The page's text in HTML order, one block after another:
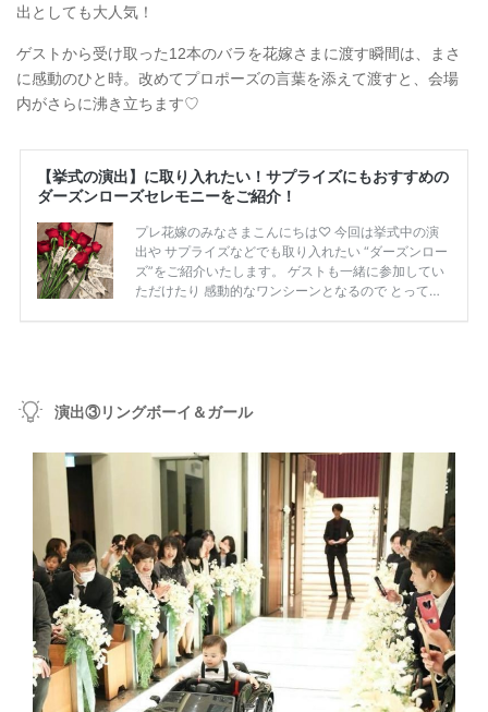
出としても大人気！
ゲストから受け取った12本のバラを花嫁さまに渡す瞬間は、まさ
に感動のひと時。改めてプロポーズの言葉を添えて渡すと、会場
内がさらに沸き立ちます♡
演出③リングボーイ＆ガール